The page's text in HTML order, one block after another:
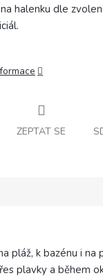
halenku dle
ZEPTAT SE
k bazénu i na
plavky a během